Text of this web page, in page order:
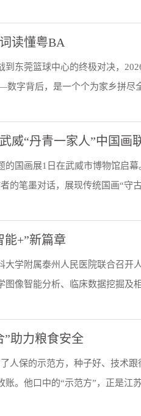
读懂粤BA
到东莞篮球中心的终极对决，
字背后，是一个个为家乡拼尽
威“丹青一家人”中国画
的国画展1日在武威市博物馆启
的笔墨对话，展现传统国画“守
能+”新篇章
大学附属泰州人民医院联合召开
图像智能分析、临床数据挖掘及
”助力粮食安全
人保的示范方，种子好、技术
账。他口中的“示范方”，正是江